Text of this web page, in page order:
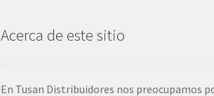
Acerca de este sitio
En Tusan Distribuidores nos preocupamos